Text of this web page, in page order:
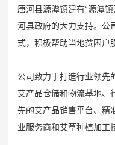
唐河县源潭镇建有“源潭
河县政府的大力支持。公
式，积极帮助当地贫困户
公司致力于打造行业领先
艾产品仓储和物流基地、
先的艾产品销售平台、精
业服务商和艾草种植加工